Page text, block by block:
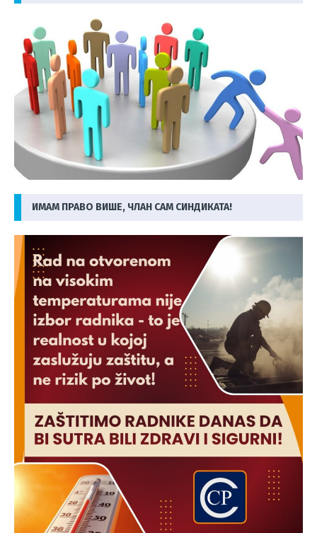
ИМАМ ПРАВО ВИШЕ, ЧЛАН САМ СИНДИКАТА!